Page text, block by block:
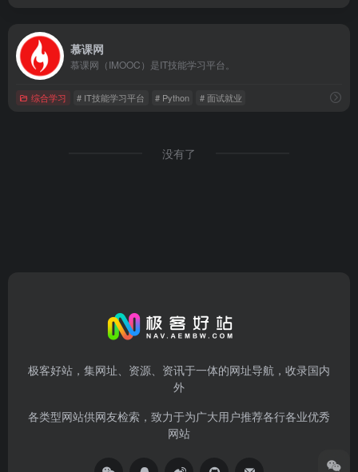
慕课网
慕课网（IMOOC）是IT技能学习平台。
综合学习 # IT技能学习平台 # Python # 面试就业
没有了
极客好站，集网址、资源、资讯于一体的网址导航，收录国内
外
各类型网站供网友检索，致力于为广大用户推荐各行各业优秀
网站